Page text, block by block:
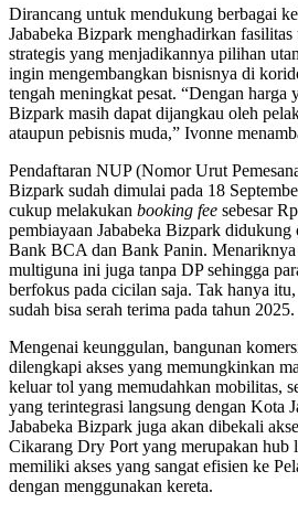
Dirancang untuk mendukung berbagai
Jababeka Bizpark menghadirkan fasilitas
strategis yang menjadikannya pilihan
ingin mengembangkan bisnisnya di
tengah meningkat pesat. “Dengan harga
Bizpark masih dapat dijangkau oleh
ataupun pebisnis muda,” Ivonne
Pendaftaran NUP (Nomor Urut
Bizpark sudah dimulai pada 18
cukup melakukan booking fee sebesar
pembiayaan Jababeka Bizpark didukung
Bank BCA dan Bank Panin. Menariknya
multiguna ini juga tanpa DP sehingga
berfokus pada cicilan saja. Tak hanya
sudah bisa serah terima pada tahun 2025.
Mengenai keunggulan, bangunan
dilengkapi akses yang memungkinkan
keluar tol yang memudahkan mobilitas,
yang terintegrasi langsung dengan Kota
Jababeka Bizpark juga akan dibekali
Cikarang Dry Port yang merupakan hub
memiliki akses yang sangat efisien ke
dengan menggunakan kereta.